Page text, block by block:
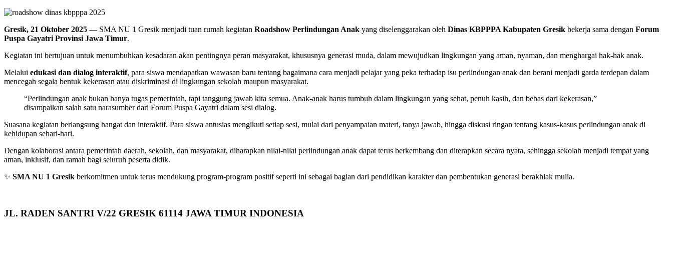
Gresik, 21 Oktober 2025 — SMA NU 1 Gresik menjadi tuan rumah kegiatan Roadshow Perlindungan Anak yang diselenggarakan oleh Dinas KBPPPA Kabupaten Gresik bekerja sama dengan Forum
Puspa Gayatri Provinsi Jawa Timur.
Kegiatan ini bertujuan untuk menumbuhkan kesadaran akan pentingnya peran masyarakat, khususnya generasi muda, dalam mewujudkan lingkungan yang aman, nyaman, dan menghargai hak-hak anak.
Melalui edukasi dan dialog interaktif, para siswa mendapatkan wawasan baru tentang bagaimana cara menjadi pelajar yang peka terhadap isu perlindungan anak dan berani menjadi garda terdepan dalam
mencegah segala bentuk kekerasan atau diskriminasi di lingkungan sekolah maupun masyarakat.
“Perlindungan anak bukan hanya tugas pemerintah, tapi tanggung jawab kita semua. Anak-anak harus tumbuh dalam lingkungan yang sehat, penuh kasih, dan bebas dari kekerasan,”
disampaikan salah satu narasumber dari Forum Puspa Gayatri dalam sesi dialog.
Suasana kegiatan berlangsung hangat dan interaktif. Para siswa antusias mengikuti setiap sesi, mulai dari penyampaian materi, tanya jawab, hingga diskusi ringan tentang kasus-kasus perlindungan anak di
kehidupan sehari-hari.
Dengan kolaborasi antara pemerintah daerah, sekolah, dan masyarakat, diharapkan nilai-nilai perlindungan anak dapat terus berkembang dan diterapkan secara nyata, sehingga sekolah menjadi tempat yang
aman, inklusif, dan ramah bagi seluruh peserta didik.
✨ SMA NU 1 Gresik berkomitmen untuk terus mendukung program-program positif seperti ini sebagai bagian dari pendidikan karakter dan pembentukan generasi berakhlak mulia.
JL. RADEN SANTRI V/22 GRESIK 61114 JAWA TIMUR INDONESIA